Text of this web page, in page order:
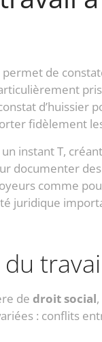
permet de
d’huissier
fidèlement
instant T,
documenter
comme
juridique
de droit social
: conflits